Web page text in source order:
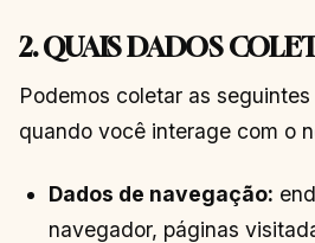
2. QUAIS DADOS
Podemos coletar as
quando você interage com o
Dados de navegação:
navegador, páginas